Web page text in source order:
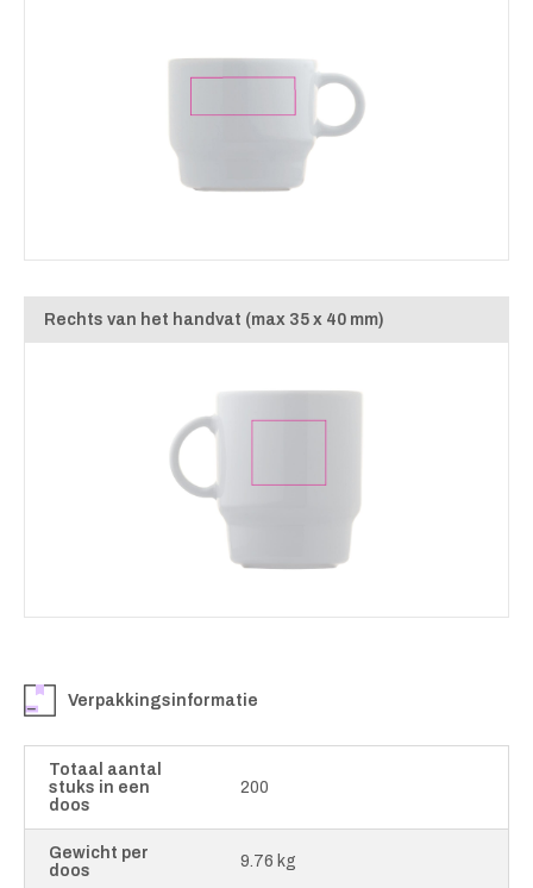
Rechts van het handvat (max 35 x 40 mm)
Verpakkingsinformatie
Totaal aantal
stuks in een
doos
200
Gewicht per
doos
9.76 kg